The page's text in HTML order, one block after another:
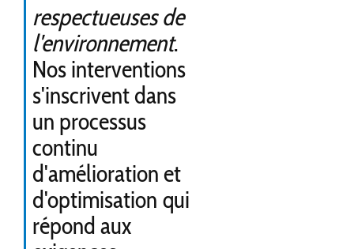
respectueuses de
l'environnement.
Nos interventions
s'inscrivent dans
un processus
continu
d'amélioration et
d'optimisation qui
répond aux